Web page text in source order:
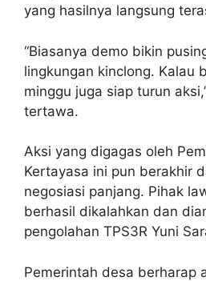
yang hasilnya langsung
“Biasanya demo bikin
lingkungan kinclong. Kalau
minggu juga siap turun
tertawa.
Aksi yang digagas oleh
Kertayasa ini pun berakhir
negosiasi panjang. Pihak
berhasil dikalahkan dan
pengolahan TPS3R Yuni
Pemerintah desa berharap